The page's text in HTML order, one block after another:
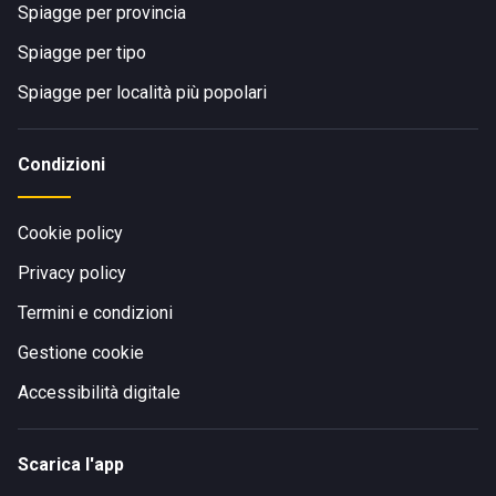
Spiagge per provincia
Spiagge per tipo
Spiagge per località più popolari
Condizioni
Cookie policy
Privacy policy
Termini e condizioni
Gestione cookie
Accessibilità digitale
Scarica l'app